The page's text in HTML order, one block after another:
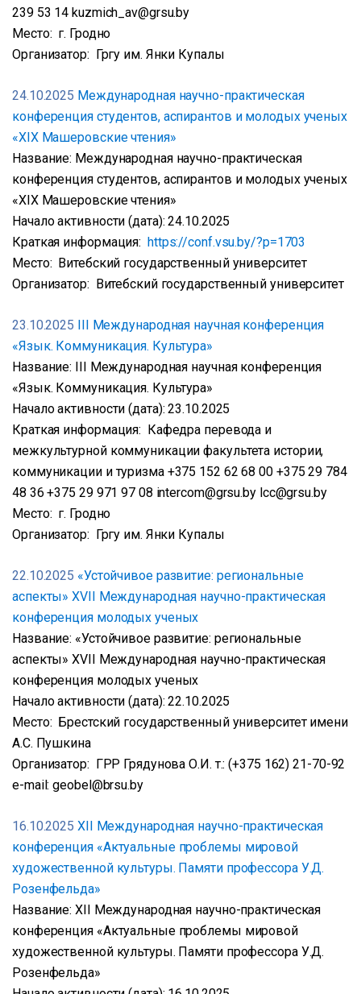
239 53 14 kuzmich_av@grsu.by
Место: г. Гродно
Организатор: Гргу им. Янки Купалы
24.10.2025 Международная научно-практическая
конференция студентов, аспирантов и молодых ученых
«XIX Машеровские чтения»
Название: Международная научно-практическая
конференция студентов, аспирантов и молодых ученых
«XIX Машеровские чтения»
Начало активности (дата): 24.10.2025
Краткая информация: https://conf.vsu.by/?p=1703
Место: Витебский государственный университет
Организатор: Витебский государственный университет
23.10.2025 III Международная научная конференция
«Язык. Коммуникация. Культура»
Название: III Международная научная конференция
«Язык. Коммуникация. Культура»
Начало активности (дата): 23.10.2025
Краткая информация: Кафедра перевода и
межкультурной коммуникации факультета истории,
коммуникации и туризма +375 152 62 68 00 +375 29 784
48 36 +375 29 971 97 08 intercom@grsu.by lcc@grsu.by
Место: г. Гродно
Организатор: Гргу им. Янки Купалы
22.10.2025 «Устойчивое развитие: региональные
аспекты» XVII Международная научно-практическая
конференция молодых ученых
Название: «Устойчивое развитие: региональные
аспекты» XVII Международная научно-практическая
конференция молодых ученых
Начало активности (дата): 22.10.2025
Место: Брестский государственный университет имени
А.С. Пушкина
Организатор: ГРР Грядунова О.И. т.: (+375 162) 21-70-92
e-mail: geobel@brsu.by
16.10.2025 XІІ Международная научно-практическая
конференция «Актуальные проблемы мировой
художественной культуры. Памяти профессора У.Д.
Розенфельда»
Название: XІІ Международная научно-практическая
конференция «Актуальные проблемы мировой
художественной культуры. Памяти профессора У.Д.
Розенфельда»